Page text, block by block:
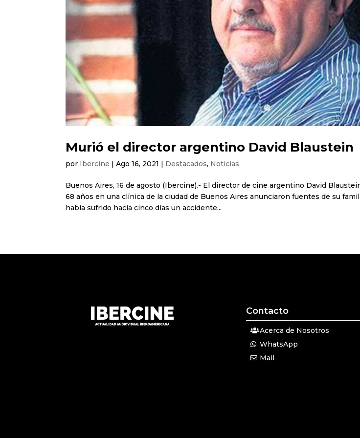
Murió el director argentino David Blaustein
por Ibercine |Ago 16, 2021 | Destacados, Noticias
Buenos Aires, 16 de agosto (Ibercine).- El director de cine argentino David
68 años en una clínica de la ciudad de Buenos Aires anunciaron fuentes de su
había sufrido hacía cinco días un accidente...
Contacto
Acerca de Nosotros
WhatsApp
Mail